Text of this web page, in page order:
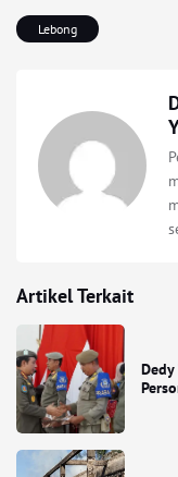
Lebong
Artikel Terkait